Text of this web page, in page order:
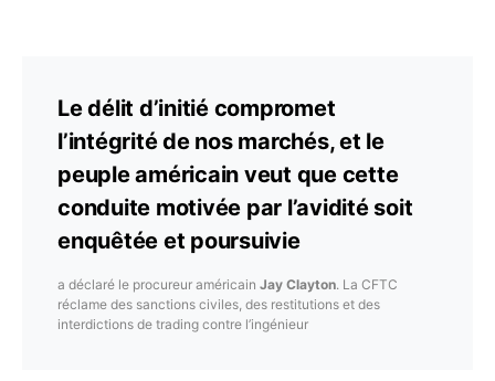
Le délit d’initié compromet
l’intégrité de nos marchés, et le
peuple américain veut que cette
conduite motivée par l’avidité soit
enquêtée et poursuivie
a déclaré le procureur américain Jay Clayton. La CFTC
réclame des sanctions civiles, des restitutions et des
interdictions de trading contre l’ingénieur